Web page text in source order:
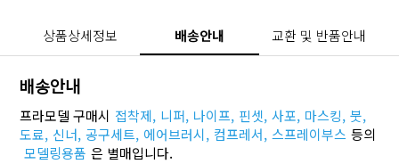
상품상세정보 배송안내 교환 및 반품안내
배송안내
프라모델 구매시 접착제, 니퍼, 나이프, 핀셋, 사포, 마스킹, 붓,
도료, 신너, 공구세트, 에어브러시, 컴프레서, 스프레이부스 등의
모델링용품 은 별매입니다.